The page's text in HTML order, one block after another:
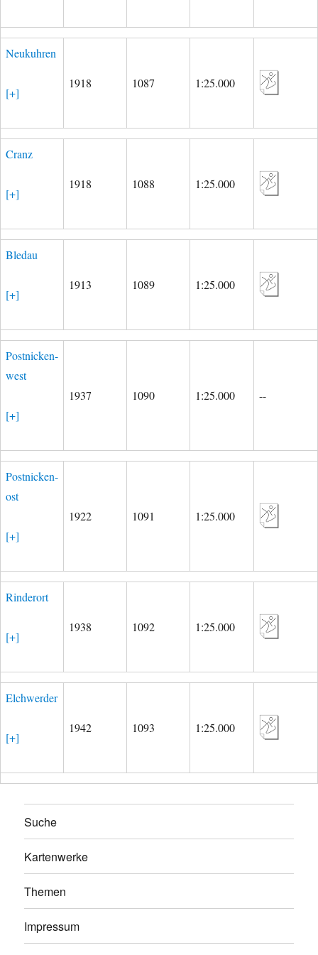
Neukuhren
[+]
1918 1087 1:25.000
Cranz
[+]
1918 1088 1:25.000
Bledau
[+]
1913 1089 1:25.000
Postnicken-
west
[+]
1937 1090 1:25.000 --
Postnicken-
ost
[+]
1922 1091 1:25.000
Rinderort
[+]
1938 1092 1:25.000
Elchwerder
[+]
1942 1093 1:25.000
Suche
Kartenwerke
Themen
Impressum